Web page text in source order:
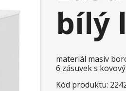
bílý
materiál masiv
6 zásuvek s
Kód produktu: